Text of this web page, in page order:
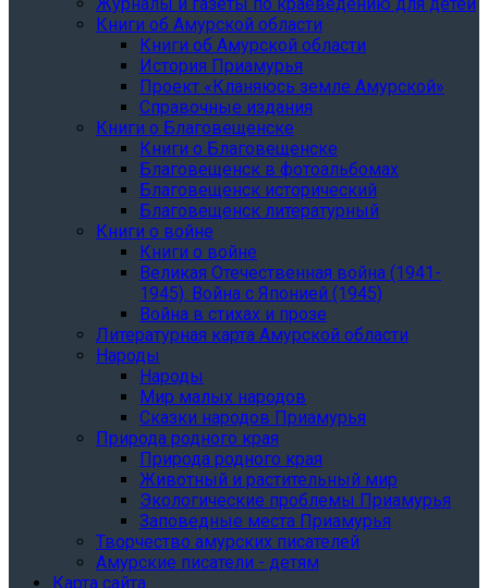
Книги об Амурской области
Книги об Амурской области
История Приамурья
Проект «Кланяюсь земле Амурской»
Справочные издания
Книги о Благовещенске
Книги о Благовещенске
Благовещенск в фотоальбомах
Благовещенск исторический
Благовещенск литературный
Книги о войне
Книги о войне
Великая Отечественная война (1941-
1945). Война с Японией (1945)
Война в стихах и прозе
Литературная карта Амурской области
Народы
Народы
Мир малых народов
Сказки народов Приамурья
Природа родного края
Природа родного края
Животный и растительный мир
Экологические проблемы Приамурья
Заповедные места Приамурья
Творчество амурских писателей
Амурские писатели - детям
Карта сайта